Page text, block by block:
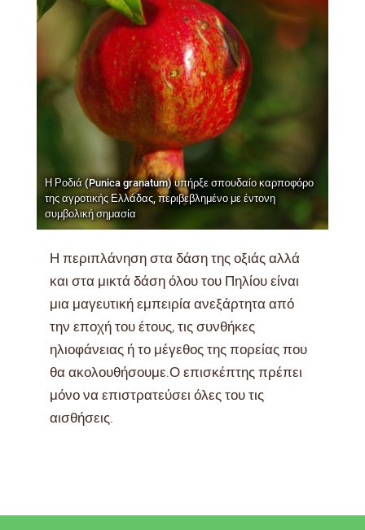
Η Ροδιά (Punica granatum) υπήρξε σπουδαίο καρποφόρο
της αγροτικής Ελλάδας, περιβεβλημένο με έντονη
συμβολική σημασία
Η περιπλάνηση στα δάση της οξιάς αλλά
και στα μικτά δάση όλου του Πηλίου είναι
μια μαγευτική εμπειρία ανεξάρτητα από
την εποχή του έτους, τις συνθήκες
ηλιοφάνειας ή το μέγεθος της πορείας που
θα ακολουθήσουμε.Ο επισκέπτης πρέπει
μόνο να επιστρατεύσει όλες του τις
αισθήσεις.